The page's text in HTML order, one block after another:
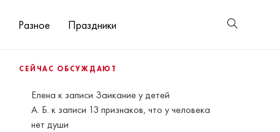
Разное Праздники
СЕЙЧАС ОБСУЖДАЮТ
Елена к записи Заикание у детей
А. Б. к записи 13 признаков, что у человека
нет души